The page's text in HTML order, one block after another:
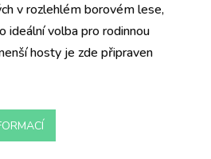
v rozlehlém borovém lese,
ideální volba pro rodinnou
hosty je zde připraven